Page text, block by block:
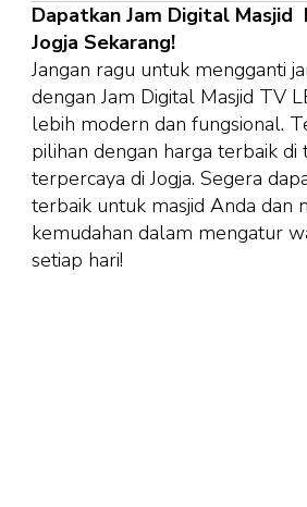
Dapatkan Jam Digital Masjid
Jogja Sekarang!
Jangan ragu untuk mengganti
dengan Jam Digital Masjid TV
lebih modern dan fungsional.
pilihan dengan harga terbaik
terpercaya di Jogja. Segera
terbaik untuk masjid Anda dan
kemudahan dalam mengatur
setiap hari!